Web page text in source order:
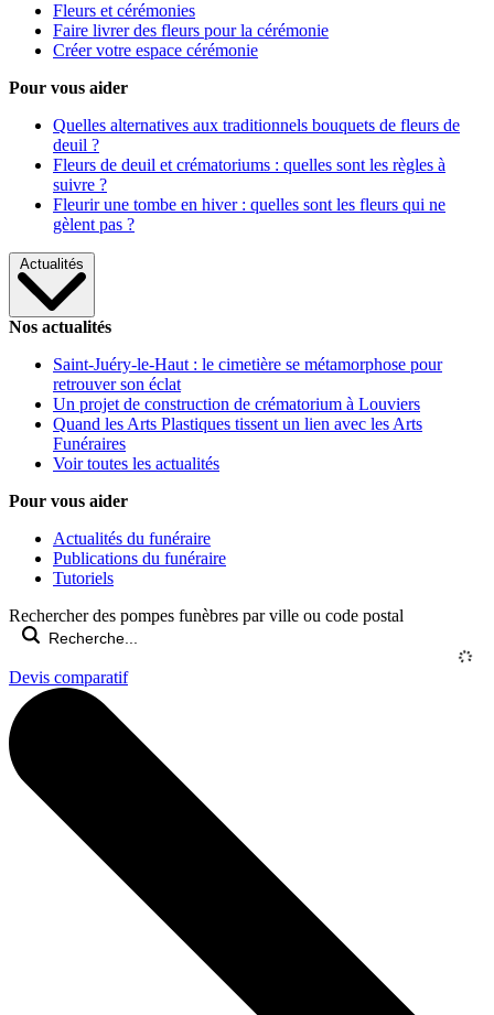
Fleurs et cérémonies
Faire livrer des fleurs pour la cérémonie
Créer votre espace cérémonie
Pour vous aider
Quelles alternatives aux traditionnels bouquets de fleurs de
deuil ?
Fleurs de deuil et crématoriums : quelles sont les règles à
suivre ?
Fleurir une tombe en hiver : quelles sont les fleurs qui ne
gèlent pas ?
Actualités
Nos actualités
Saint-Juéry-le-Haut : le cimetière se métamorphose pour
retrouver son éclat
Un projet de construction de crématorium à Louviers
Quand les Arts Plastiques tissent un lien avec les Arts
Funéraires
Voir toutes les actualités
Pour vous aider
Actualités du funéraire
Publications du funéraire
Tutoriels
Rechercher des pompes funèbres par ville ou code postal
Devis comparatif